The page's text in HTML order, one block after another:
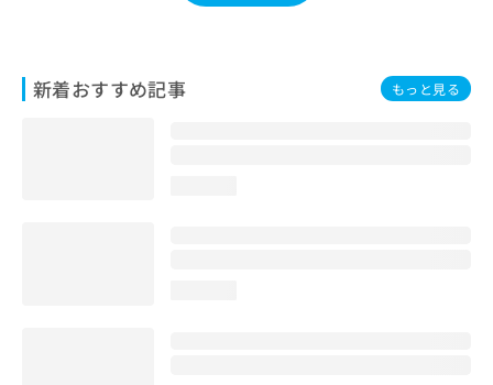
新着おすすめ記事 もっと見る
合
わ